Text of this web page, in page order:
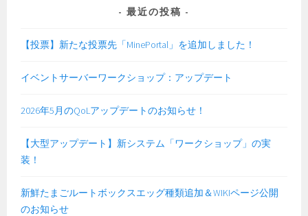
最近の投稿
【投票】新たな投票先「MinePortal」を追加しました！
イベントサーバーワークショップ：アップデート
2026年5月のQoLアップデートのお知らせ！
【大型アップデート】新システム「ワークショップ」の実
装！
新鮮たまごルートボックスエッグ種類追加＆WIKIページ公開
のお知らせ